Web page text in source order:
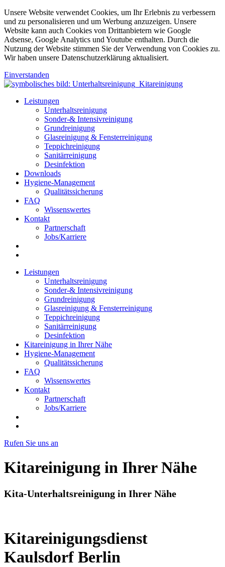
Unsere Website verwendet Cookies, um Ihr Erlebnis zu verbessern
und zu personalisieren und um Werbung anzuzeigen. Unsere
Website kann auch Cookies von Drittanbietern wie Google
Adsense, Google Analytics und Youtube enthalten. Durch die
Nutzung der Website stimmen Sie der Verwendung von Cookies zu.
Wir haben unsere Datenschutzerklärung aktualisiert.
Einverstanden
Leistungen
Unterhaltsreinigung
Sonder-& Intensivreinigung
Grundreinigung
Glasreinigung & Fensterreinigung
Teppichreinigung
Sanitärreinigung
Desinfektion
Downloads
Hygiene-Management
Qualitätssicherung
FAQ
Wissenswertes
Kontakt
Partnerschaft
Jobs/Karriere
Leistungen
Unterhaltsreinigung
Sonder-& Intensivreinigung
Grundreinigung
Glasreinigung & Fensterreinigung
Teppichreinigung
Sanitärreinigung
Desinfektion
Kitareinigung in Ihrer Nähe
Hygiene-Management
Qualitätssicherung
FAQ
Wissenswertes
Kontakt
Partnerschaft
Jobs/Karriere
Rufen Sie uns an
Kitareinigung in Ihrer Nähe
Kita-Unterhaltsreinigung in Ihrer Nähe
Kitareinigungsdienst
Kaulsdorf Berlin